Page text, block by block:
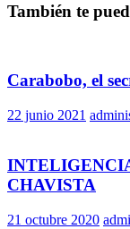
También te
Carabobo, el
22 junio 2021
CHAVISTA
21 octubre 2020